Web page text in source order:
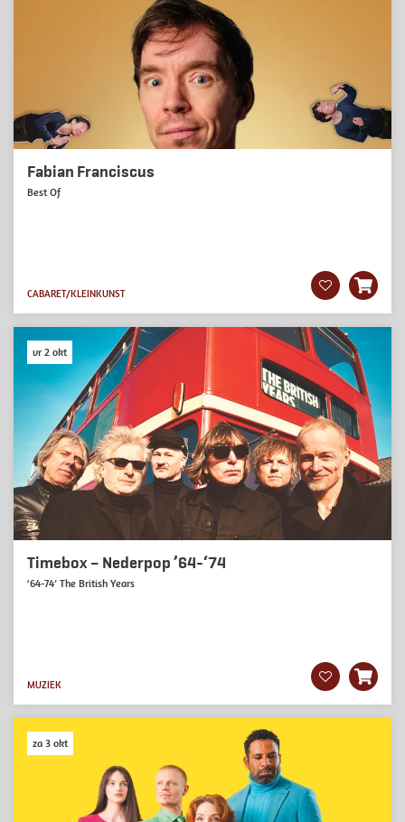
Fabian Franciscus
Best Of
CABARET/KLEINKUNST
Timebox – Nederpop ’64-‘74
‘64-74’ The British Years
vr 2 okt
MUZIEK
za 3 okt